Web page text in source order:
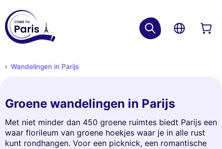
Wandelingen in Parijs
Groene wandelingen in Parijs
Met niet minder dan 450 groene ruimtes biedt Parijs een
waar florileum van groene hoekjes waar je in alle rust
kunt rondhangen. Voor een picknick, een romantische